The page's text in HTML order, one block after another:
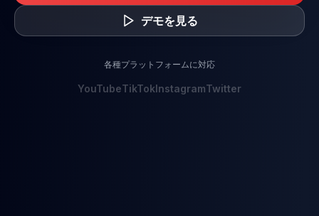
ギャラリー
デモを見る
各種プラットフォームに対応
YouTubeTikTokInstagramTwitter